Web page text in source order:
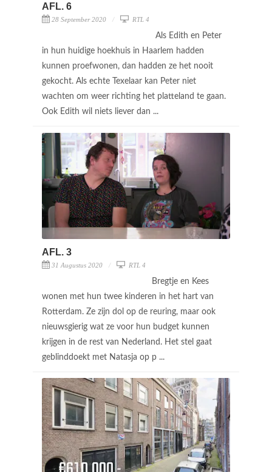
AFL. 6
28 September 2020 RTL 4
Als Edith en Peter
in hun huidige hoekhuis in Haarlem hadden
kunnen proefwonen, dan hadden ze het nooit
gekocht. Als echte Texelaar kan Peter niet
wachten om weer richting het platteland te gaan.
Ook Edith wil niets liever dan ...
AFL. 3
31 Augustus 2020 RTL 4
Bregtje en Kees
wonen met hun twee kinderen in het hart van
Rotterdam. Ze zijn dol op de reuring, maar ook
nieuwsgierig wat ze voor hun budget kunnen
krijgen in de rest van Nederland. Het stel gaat
geblinddoekt met Natasja op p ...